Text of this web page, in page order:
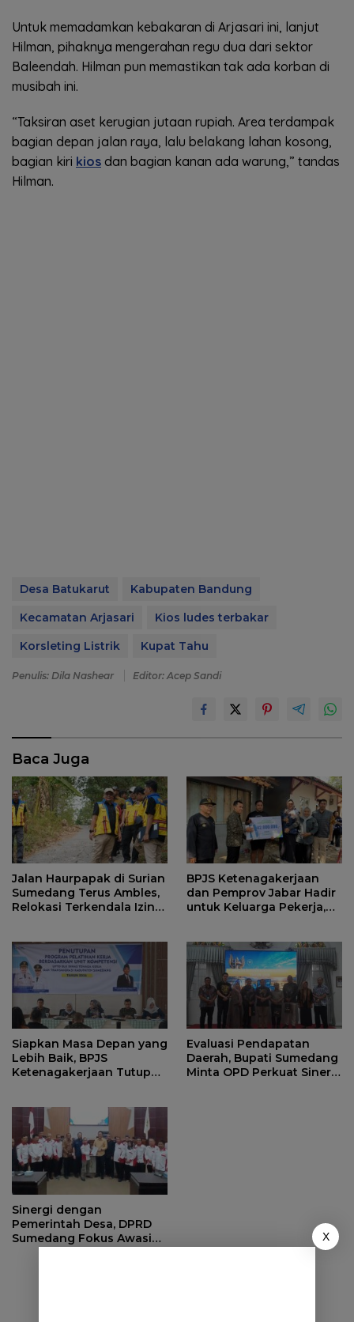
Untuk memadamkan kebakaran di Arjasari ini, lanjut
Hilman, pihaknya mengerahan regu dua dari sektor
Baleendah. Hilman pun memastikan tak ada korban di
musibah ini.
“Taksiran aset kerugian jutaan rupiah. Area terdampak
bagian depan jalan raya, lalu belakang lahan kosong,
bagian kiri kios dan bagian kanan ada warung,” tandas
Hilman.
Desa Batukarut
Kabupaten Bandung
Kecamatan Arjasari
Kios ludes terbakar
Korsleting Listrik
Kupat Tahu
Penulis: Dila Nashear Editor: Acep Sandi
Baca Juga
Jalan Haurpapak di Surian
Sumedang Terus Ambles,
Relokasi Terkendala Izin
BPJS Ketenagakerjaan
dan Pemprov Jabar Hadir
untuk Keluarga Pekerja,
Siapkan Masa Depan yang
Lebih Baik, BPJS
Ketenagakerjaan Tutup
Evaluasi Pendapatan
Daerah, Bupati Sumedang
Minta OPD Perkuat Sinergi
Sinergi dengan
Pemerintah Desa, DPRD
Sumedang Fokus Awasi
X